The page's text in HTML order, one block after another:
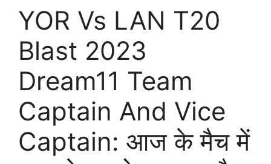
YOR Vs LAN T20
Blast 2023
Dream11 Team
Captain And Vice
Captain: आज के मैच में